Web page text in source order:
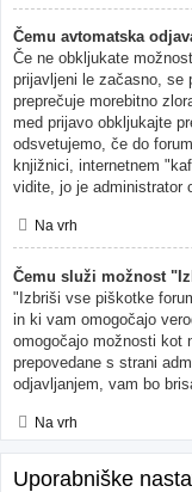
Čemu avtomatska
Če ne obkljukate
prijavljeni le začasno, se
preprečuje morebitno
med prijavo obkljukajte
odsvetujemo, če do
knjižnici, internetnem
vidite, jo je administrator
Na vrh
Čemu služi možnost
"Izbriši vse piškotke
in ki vam omogočajo
omogočajo možnosti kot
prepovedane s strani
odjavljanjem, vam bo
Na vrh
Uporabniške